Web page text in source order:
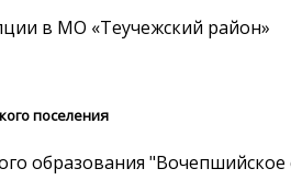
в МО «Теучежский район»
поселения
образования "Вочепшийское